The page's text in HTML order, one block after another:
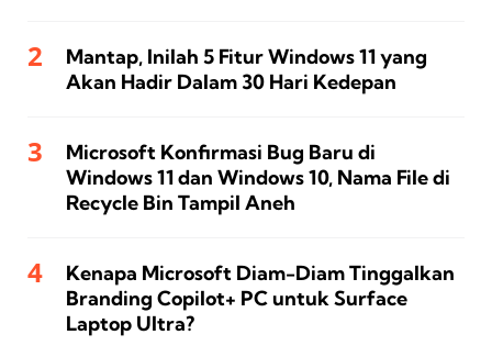
Mantap, Inilah 5 Fitur Windows 11 yang
Akan Hadir Dalam 30 Hari Kedepan
Microsoft Konfirmasi Bug Baru di
Windows 11 dan Windows 10, Nama File di
Recycle Bin Tampil Aneh
Kenapa Microsoft Diam-Diam Tinggalkan
Branding Copilot+ PC untuk Surface
Laptop Ultra?